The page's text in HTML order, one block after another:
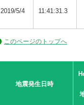
2019/5/4 11:41:31.3
このページのトップへ
地震発生日時